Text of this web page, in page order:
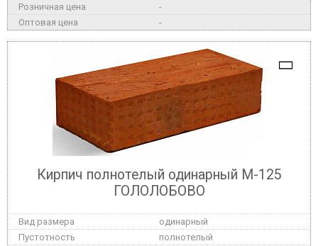
-
-
Кирпич полнотелый одинарный М-125
ГОЛОЛОБОВО
одинарный
полнотелый